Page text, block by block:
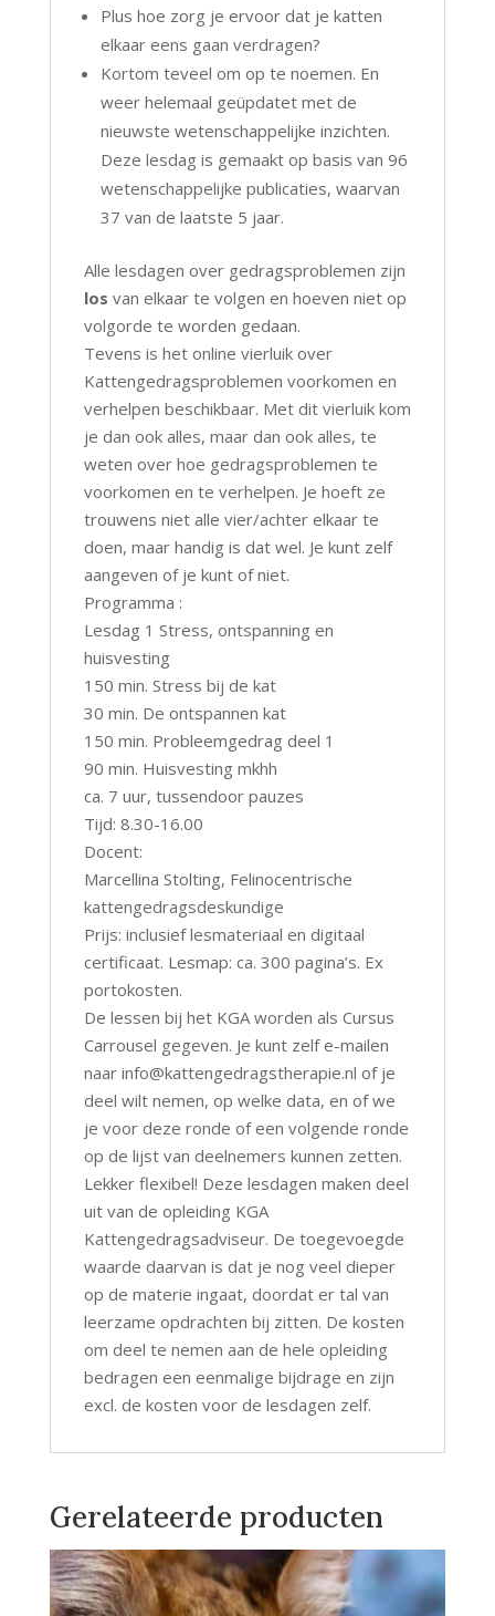
Plus hoe zorg je ervoor dat je katten
elkaar eens gaan verdragen?
Kortom teveel om op te noemen. En
weer helemaal geüpdatet met de
nieuwste wetenschappelijke inzichten.
Deze lesdag is gemaakt op basis van 96
wetenschappelijke publicaties, waarvan
37 van de laatste 5 jaar.
Alle lesdagen over gedragsproblemen zijn
los van elkaar te volgen en hoeven niet op
volgorde te worden gedaan.
Tevens is het online vierluik over
Kattengedragsproblemen voorkomen en
verhelpen beschikbaar. Met dit vierluik kom
je dan ook alles, maar dan ook alles, te
weten over hoe gedragsproblemen te
voorkomen en te verhelpen. Je hoeft ze
trouwens niet alle vier/achter elkaar te
doen, maar handig is dat wel. Je kunt zelf
aangeven of je kunt of niet.
Programma :
Lesdag 1 Stress, ontspanning en
huisvesting
150 min. Stress bij de kat
30 min. De ontspannen kat
150 min. Probleemgedrag deel 1
90 min. Huisvesting mkhh
ca. 7 uur, tussendoor pauzes
Tijd: 8.30-16.00
Docent:
Marcellina Stolting, Felinocentrische
kattengedragsdeskundige
Prijs: inclusief lesmateriaal en digitaal
certificaat. Lesmap: ca. 300 pagina’s. Ex
portokosten.
De lessen bij het KGA worden als Cursus
Carrousel gegeven. Je kunt zelf e-mailen
naar info@kattengedragstherapie.nl of je
deel wilt nemen, op welke data, en of we
je voor deze ronde of een volgende ronde
op de lijst van deelnemers kunnen zetten.
Lekker flexibel! Deze lesdagen maken deel
uit van de opleiding KGA
Kattengedragsadviseur. De toegevoegde
waarde daarvan is dat je nog veel dieper
op de materie ingaat, doordat er tal van
leerzame opdrachten bij zitten. De kosten
om deel te nemen aan de hele opleiding
bedragen een eenmalige bijdrage en zijn
excl. de kosten voor de lesdagen zelf.
Gerelateerde producten